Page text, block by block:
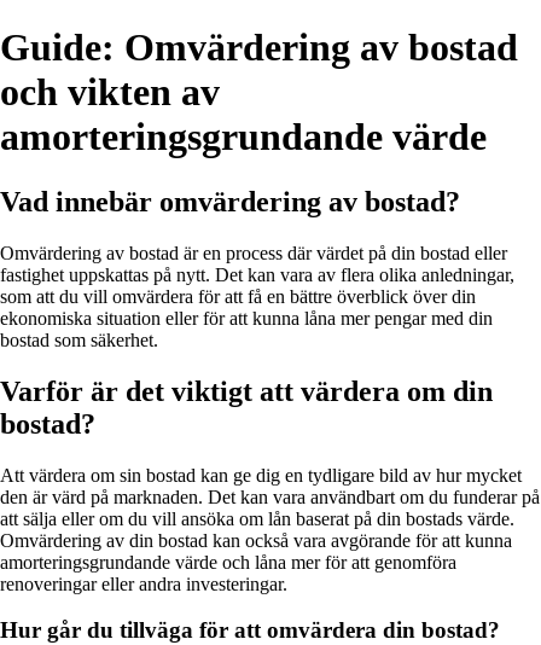
Guide: Omvärdering av bostad
och vikten av
amorteringsgrundande värde
Vad innebär omvärdering av bostad?
Omvärdering av bostad är en process där värdet på din bostad eller
fastighet uppskattas på nytt. Det kan vara av flera olika anledningar,
som att du vill omvärdera för att få en bättre överblick över din
ekonomiska situation eller för att kunna låna mer pengar med din
bostad som säkerhet.
Varför är det viktigt att värdera om din
bostad?
Att värdera om sin bostad kan ge dig en tydligare bild av hur mycket
den är värd på marknaden. Det kan vara användbart om du funderar på
att sälja eller om du vill ansöka om lån baserat på din bostads värde.
Omvärdering av din bostad kan också vara avgörande för att kunna
amorteringsgrundande värde och låna mer för att genomföra
renoveringar eller andra investeringar.
Hur går du tillväga för att omvärdera din bostad?